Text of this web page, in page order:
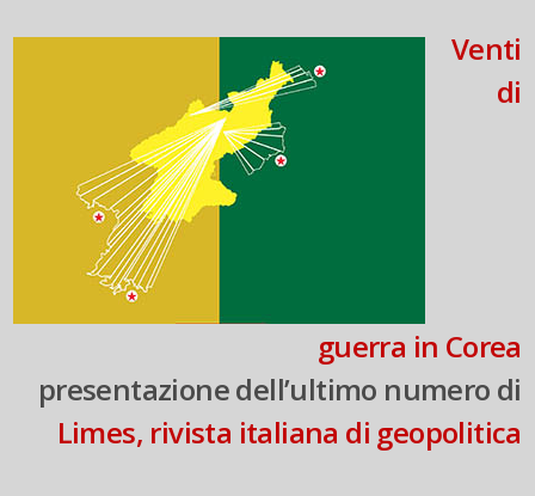
Venti
di
guerra in Corea
presentazione dell’ultimo numero di
Limes, rivista italiana di geopolitica